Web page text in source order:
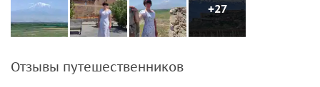
+27
Отзывы путешественников